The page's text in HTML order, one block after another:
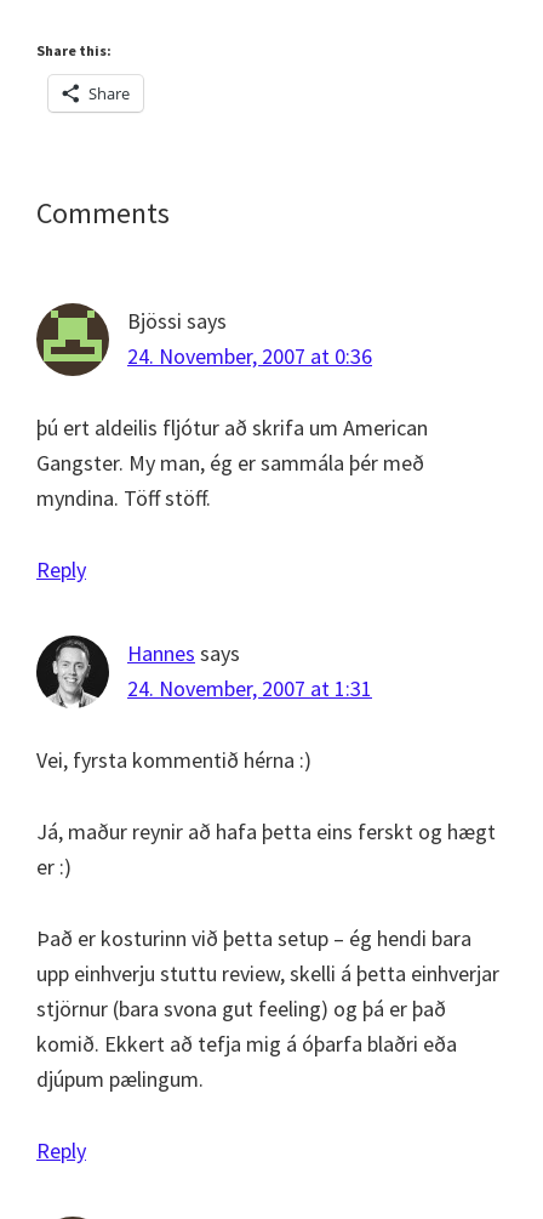
Share this:
Share
Reader
Comments
Bjössi says
24. November, 2007 at 0:36
þú ert aldeilis fljótur að skrifa um American
Gangster. My man, ég er sammála þér með
myndina. Töff stöff.
Reply
Hannes says
24. November, 2007 at 1:31
Vei, fyrsta kommentið hérna :)
Já, maður reynir að hafa þetta eins ferskt og hægt
er :)
Það er kosturinn við þetta setup – ég hendi bara
upp einhverju stuttu review, skelli á þetta einhverjar
stjörnur (bara svona gut feeling) og þá er það
komið. Ekkert að tefja mig á óþarfa blaðri eða
djúpum pælingum.
Reply